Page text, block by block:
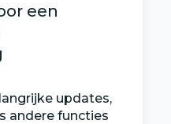
een
updates,
andere functies